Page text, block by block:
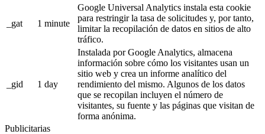
_gat 1 minute
Google Universal Analytics instala esta cookie
para restringir la tasa de solicitudes y, por tanto,
limitar la recopilación de datos en sitios de alto
tráfico.
_gid 1 day
Instalada por Google Analytics, almacena
información sobre cómo los visitantes usan un
sitio web y crea un informe analítico del
rendimiento del mismo. Algunos de los datos
que se recopilan incluyen el número de
visitantes, su fuente y las páginas que visitan de
forma anónima.
Publicitarias